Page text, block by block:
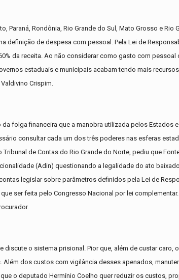
Paraná, Rondônia, Rio Grande do Sul, Mato Grosso e Rio
definição de despesa com pessoal. Pela Lei de
da receita. Ao não considerar como gasto com pessoal
estaduais e municipais acabam tendo mais
Crispim.
folga financeira que a manobra utilizada pelos Estados
consultar cada um dos três poderes nas esferas
de Contas do Rio Grande do Norte, pediu que
(Adin) questionando a legalidade do ato
legislar sobre parâmetros definidos pela Lei de
ser feita pelo Congresso Nacional por lei
o sistema prisional. Pior que, além de custar caro,
dos custos com vigilância desses apenados,
o deputado Hermínio Coelho quer reduzir os custos,